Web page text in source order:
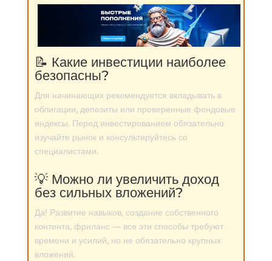
📝 Какие инвестиции наиболее
безопасны?
Для начинающих рекомендуется вкладывать в
облигации, депозиты или проверенные фондовые
индексы. Перед инвестированием обязательно
изучайте рынок и консультируйтесь со
специалистами.
💡 Можно ли увеличить доход
без сильных вложений?
Да! Развитие навыков, создание собственного
контента, фриланс — все эти способы требуют
времени и усилий, но не обязательно крупных
вложений.